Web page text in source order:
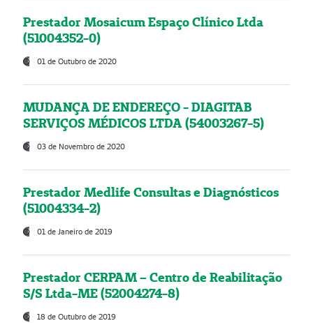
Prestador Mosaicum Espaço Clínico Ltda
(51004352-0)
01 de Outubro de 2020
MUDANÇA DE ENDEREÇO - DIAGITAB
SERVIÇOS MÉDICOS LTDA (54003267-5)
03 de Novembro de 2020
Prestador Medlife Consultas e Diagnósticos
(51004334-2)
01 de Janeiro de 2019
Prestador CERPAM – Centro de Reabilitação
S/S Ltda-ME (52004274-8)
18 de Outubro de 2019